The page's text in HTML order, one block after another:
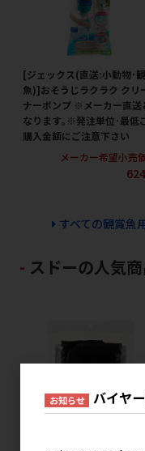
[ジェックス(直送:小動物･
魚)]おそうじラクラク クリ
ナーポンプ ※メーカー直送
なります｡※発注単位･最低
購入金額にご注意下さい
メーカー希望小売
すべての観賞魚
スドーの人気
お知らせ バイヤ